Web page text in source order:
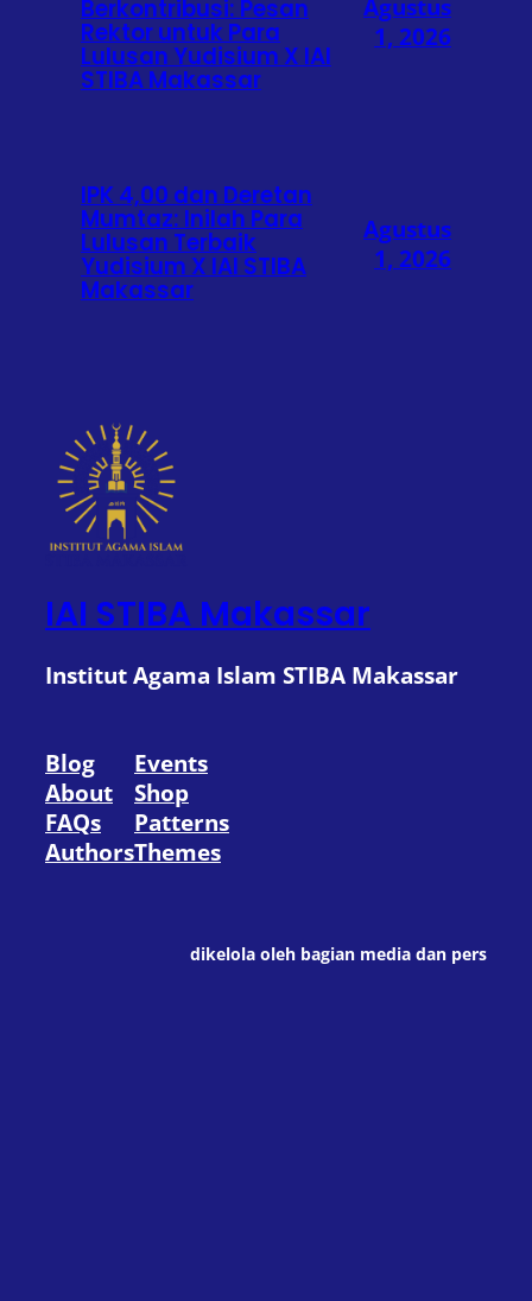
Berkontribusi: Pesan
Rektor untuk Para
Lulusan Yudisium X IAI
STIBA Makassar
Agustus
1, 2026
IPK 4,00 dan Deretan
Mumtaz: Inilah Para
Lulusan Terbaik
Yudisium X IAI STIBA
Makassar
Agustus
1, 2026
IAI STIBA Makassar
Institut Agama Islam STIBA Makassar
Blog
About
FAQs
Authors
Events
Shop
Patterns
Themes
dikelola oleh bagian media dan pers